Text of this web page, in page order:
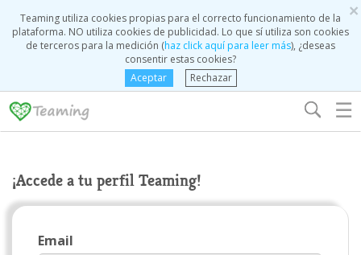
×
Teaming utiliza cookies propias para el correcto funcionamiento de la
plataforma. NO utiliza cookies de publicidad. Lo que sí utiliza son cookies
de terceros para la medición (haz click aquí para leer más), ¿deseas
consentir estas cookies?
Aceptar
Rechazar
☰
¡Accede a tu perfil Teaming!
Email